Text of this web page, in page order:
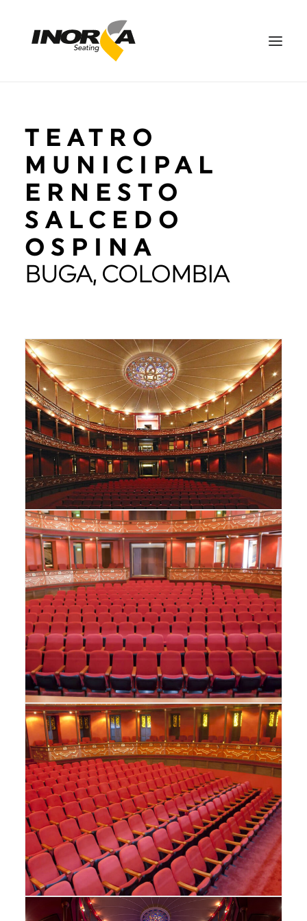
PRODUCTOS
PROYECTOS
SOBRE NOSOTROS
DESCARGAS
CONTÁCTANOS
EN
SEARCH
TEATRO
MUNICIPAL
ERNESTO
SALCEDO
OSPINA
BUGA, COLOMBIA